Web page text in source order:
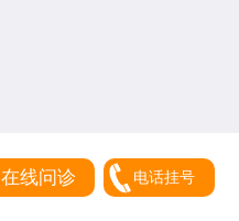
在线问诊 电话挂号